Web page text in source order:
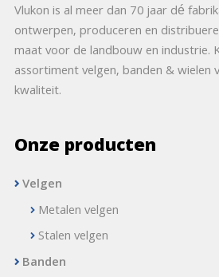
Vlukon is al meer dan 70 jaar dé
ontwerpen, produceren en
maat voor de landbouw en industrie.
assortiment velgen, banden & wielen
kwaliteit.
Onze producten
Velgen
Metalen velgen
Stalen velgen
Banden